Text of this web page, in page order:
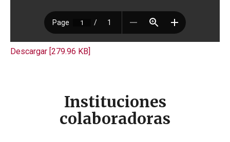
Descargar [279.96 KB]
Instituciones
colaboradoras